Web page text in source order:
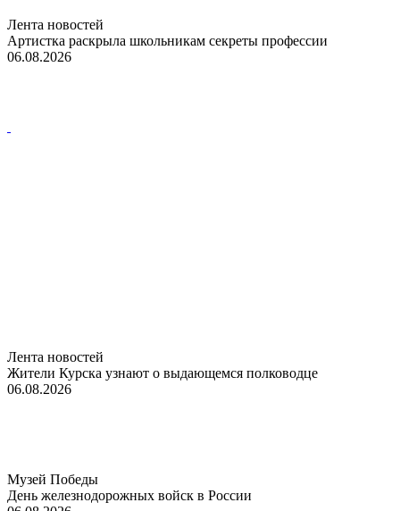
Лента новостей
Артистка раскрыла школьникам секреты профессии
06.08.2026
Лента новостей
Жители Курска узнают о выдающемся полководце
06.08.2026
Музей Победы
День железнодорожных войск в России